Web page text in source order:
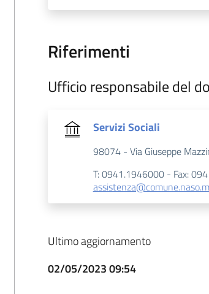
Riferimenti
Ufficio responsabile del
Servizi Sociali
98074 - Via Giuseppe
T: 0941.1946000 - Fax:
Ultimo aggiornamento
02/05/2023 09:54